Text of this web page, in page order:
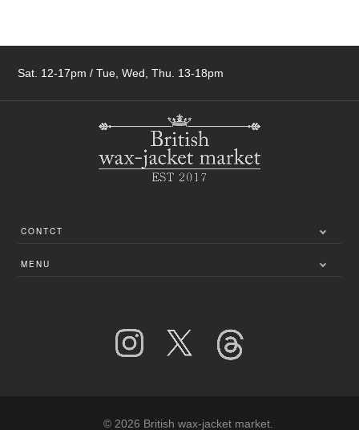
Sat. 12-17pm / Tue, Wed, Thu. 13-18pm
CONTCT
〒249-0005
MENU
特定商取引法に基づく表記
© 2026 British wax-jacket market.